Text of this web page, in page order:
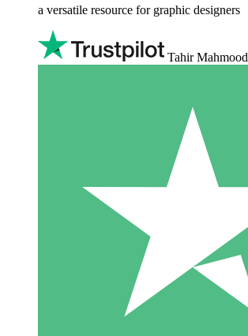
a versatile resource for graphic designers
Tahir Mahmood